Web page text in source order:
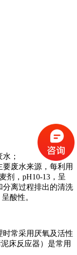
；
废水来源，每利用
剂，pH10-13，呈
分离过程排出的清洗
酸性。
常采用厌氧及活性
床反应器）是常用